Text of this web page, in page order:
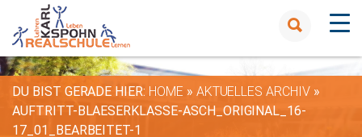
DU BIST GERADE HIER: HOME » AKTUELLES ARCHIV»
AUFTRITT-BLAESERKLASSE-ASCH_ORIGINAL_16-
17_01_BEARBEITET-1